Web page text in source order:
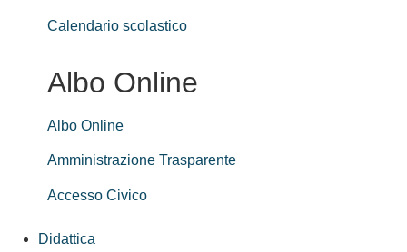
Calendario scolastico
Albo Online
Albo Online
Amministrazione Trasparente
Accesso Civico
Didattica